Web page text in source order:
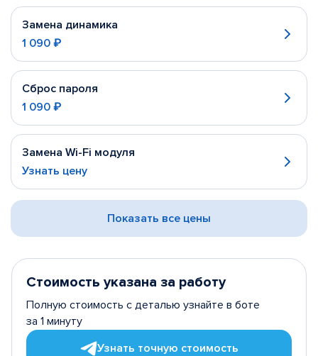
Замена динамика
1 090 ₽
Сброс пароля
1 090 ₽
Замена Wi-Fi модуля
Узнать цену
Показать все цены
Стоимость указана за работу
Полную стоимость с деталью узнайте в боте
за 1 минуту
Узнать точную стоимость